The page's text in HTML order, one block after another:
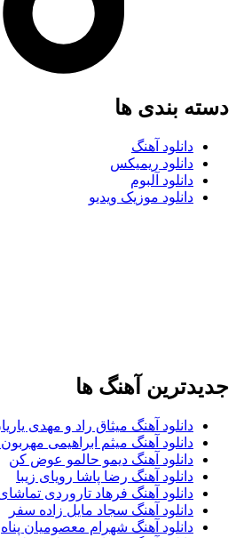
بندی ها
دانلود آهنگ
دانلود ریمیکس
دانلود آلبوم
دانلود موزیک ویدیو
آهنگ ها
دانلود آهنگ میثاق راد و مهدی یاریان
دانلود آهنگ میثم ابراهیمی مهربون من
دانلود آهنگ دیمو حالمو عوض کن
دانلود آهنگ رضا پاشا رویای زیبا
دانلود آهنگ فرهاد تاروردی تماشای تو
دانلود آهنگ سجاد مایل زاده سفر
دانلود آهنگ شهرام معصومیان پناه